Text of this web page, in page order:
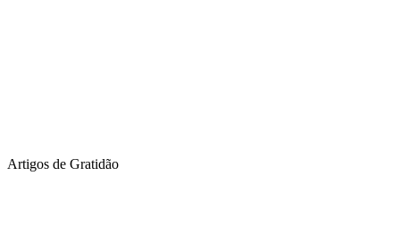
Artigos de Gratidão